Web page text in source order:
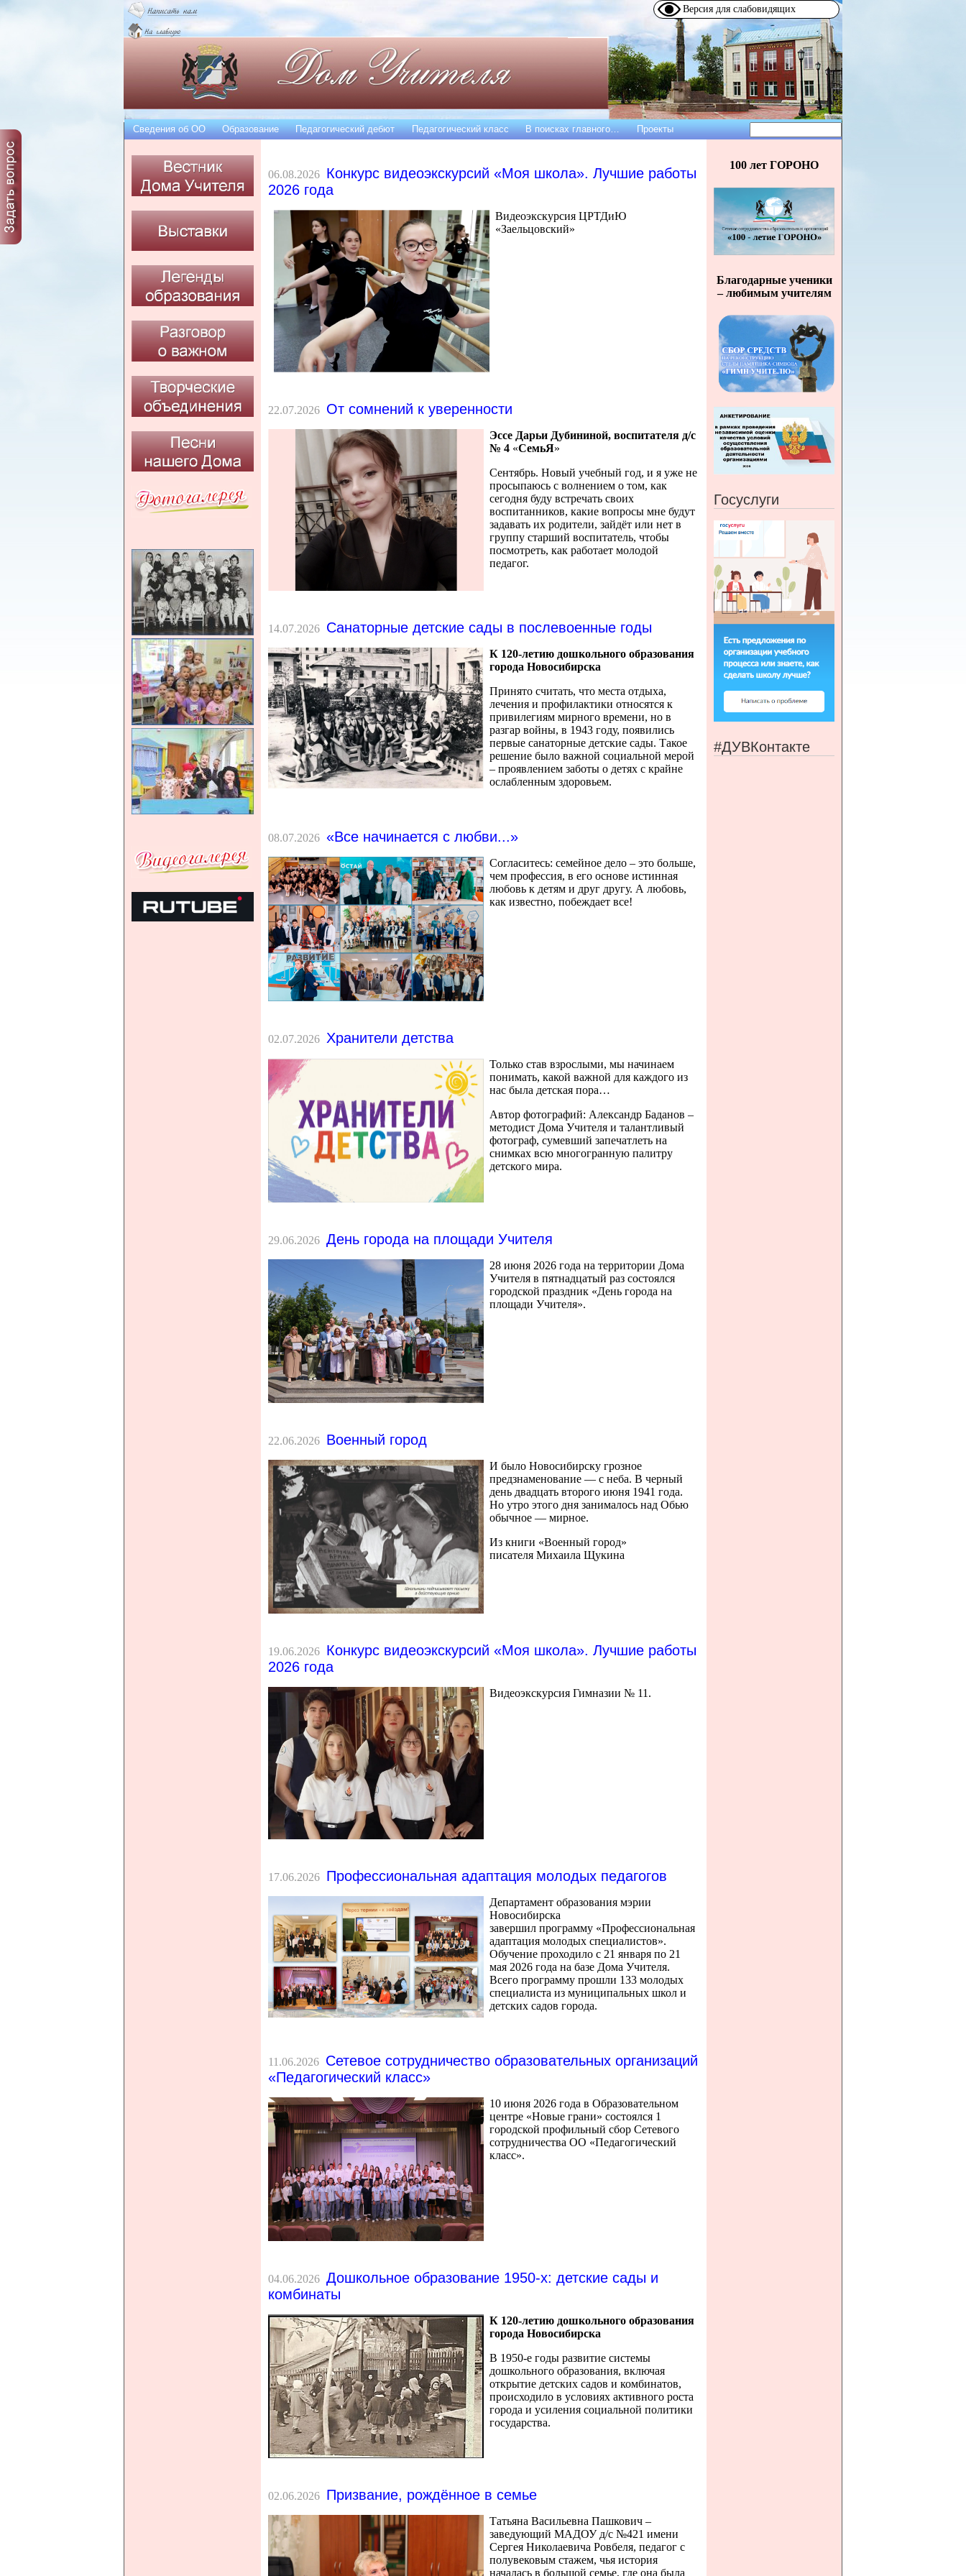
Версия для слабовидящих
06.08.2026 Конкурс видеоэкскурсий «Моя школа». Лучшие работы
2026 года
Видеоэкскурсия ЦРТДиЮ
«Заельцовский»
22.07.2026 От сомнений к уверенности
Эссе Дарьи Дубининой, воспитателя д/с
№ 4 «СемьЯ»
Сентябрь. Новый учебный год, и я уже не
просыпаюсь с волнением о том, как
сегодня буду встречать своих
воспитанников, какие вопросы мне будут
задавать их родители, зайдёт или нет в
группу старший воспитатель, чтобы
посмотреть, как работает молодой
педагог.
14.07.2026 Санаторные детские сады в послевоенные годы
К 120-летию дошкольного образования
города Новосибирска
Принято считать, что места отдыха,
лечения и профилактики относятся к
привилегиям мирного времени, но в
разгар войны, в 1943 году, появились
первые санаторные детские сады. Такое
решение было важной социальной мерой
– проявлением заботы о детях с крайне
ослабленным здоровьем.
08.07.2026 «Все начинается с любви...»
Согласитесь: семейное дело – это больше,
чем профессия, в его основе истинная
любовь к детям и друг другу. А любовь,
как известно, побеждает все!
02.07.2026 Хранители детства
Только став взрослыми, мы начинаем
понимать, какой важной для каждого из
нас была детская пора…
Автор фотографий: Александр Баданов –
методист Дома Учителя и талантливый
фотограф, сумевший запечатлеть на
снимках всю многогранную палитру
детского мира.
29.06.2026 День города на площади Учителя
28 июня 2026 года на территории Дома
Учителя в пятнадцатый раз состоялся
городской праздник «День города на
площади Учителя».
22.06.2026 Военный город
И было Новосибирску грозное
предзнаменование — с неба. В черный
день двадцать второго июня 1941 года.
Но утро этого дня занималось над Обью
обычное — мирное.
Из книги «Военный город»
писателя Михаила Щукина
19.06.2026 Конкурс видеоэкскурсий «Моя школа». Лучшие работы
2026 года
Видеоэкскурсия Гимназии № 11.
17.06.2026 Профессиональная адаптация молодых педагогов
Департамент образования мэрии
Новосибирска
завершил программу «Профессиональная
адаптация молодых специалистов».
Обучение проходило с 21 января по 21
мая 2026 года на базе Дома Учителя.
Всего программу прошли 133 молодых
специалиста из муниципальных школ и
детских садов города.
11.06.2026 Сетевое сотрудничество образовательных организаций
«Педагогический класс»
10 июня 2026 года в Образовательном
центре «Новые грани» состоялся 1
городской профильный сбор Сетевого
сотрудничества ОО «Педагогический
класс».
04.06.2026 Дошкольное образование 1950-х: детские сады и
комбинаты
К 120-летию дошкольного образования
города Новосибирска
В 1950-е годы развитие системы
дошкольного образования, включая
открытие детских садов и комбинатов,
происходило в условиях активного роста
города и усиления социальной политики
государства.
02.06.2026 Призвание, рождённое в семье
Татьяна Васильевна Пашкович –
заведующий МАДОУ д/с №421 имени
Сергея Николаевича Ровбеля, педагог с
полувековым стажем, чья история
началась в большой семье, где она была
Форма
поиска
Сведения об OO Образование Педагогический дебют Педагогический класс В поисках главного… Проекты
100 лет ГОРОНО
Благодарные ученики
– любимым учителям
Госуслуги
#ДУВКонтакте